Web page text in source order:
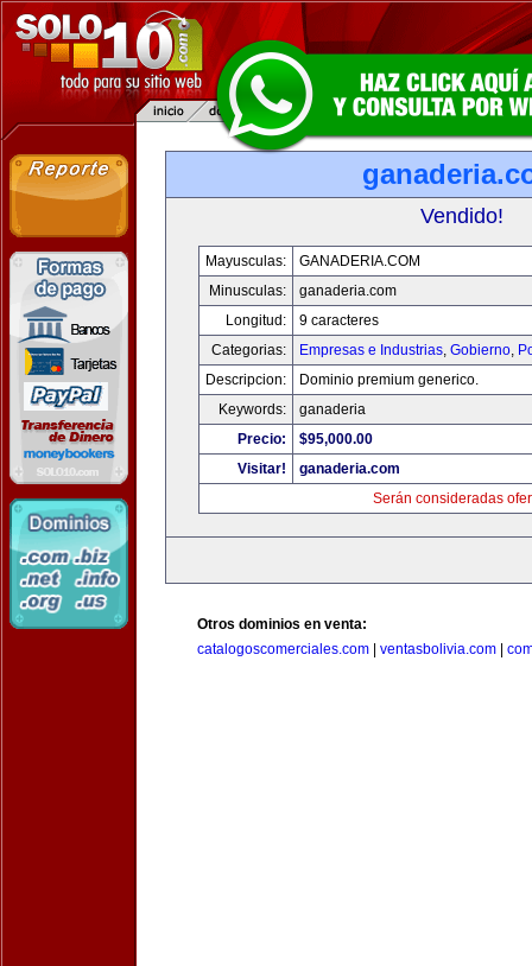
Vendido!
Mayusculas:
GANADERIA.COM
Minusculas:
ganaderia.com
Longitud:
9 caracteres
Categorias:
Empresas e Industrias, Gobierno,
Descripcion:
Dominio premium generico.
Keywords:
ganaderia
Precio:
$95,000.00
Visitar!
ganaderia.com
Serán consideradas
Otros dominios en venta:
catalogoscomerciales.com
ventasbolivia.com